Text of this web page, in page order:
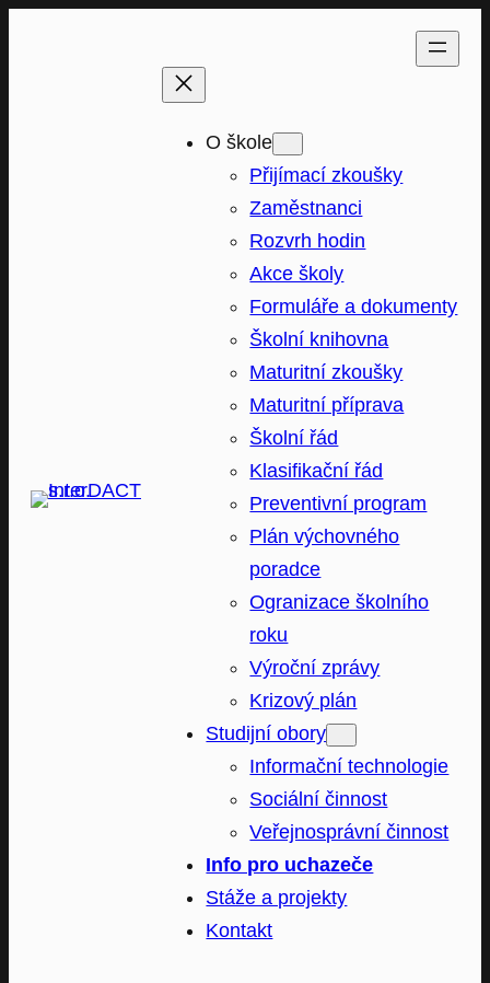
O škole
Přijímací zkoušky
Zaměstnanci
Rozvrh hodin
Akce školy
Formuláře a dokumenty
Školní knihovna
Maturitní zkoušky
Maturitní příprava
Školní řád
Klasifikační řád
Preventivní program
Plán výchovného
poradce
Ogranizace školního
roku
Výroční zprávy
Krizový plán
Studijní obory
Informační technologie
Sociální činnost
Veřejnosprávní činnost
Info pro uchazeče
Stáže a projekty
Kontakt